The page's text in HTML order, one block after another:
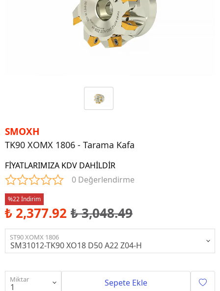
SMOXH
TK90 XOMX 1806 - Tarama Kafa
FİYATLARIMIZA KDV DAHİLDİR
0 Değerlendirme
%22 İndirim
₺ 2,377.92 ₺ 3,048.49
ST90 XOMX 1806
Miktar Sepete Ekle